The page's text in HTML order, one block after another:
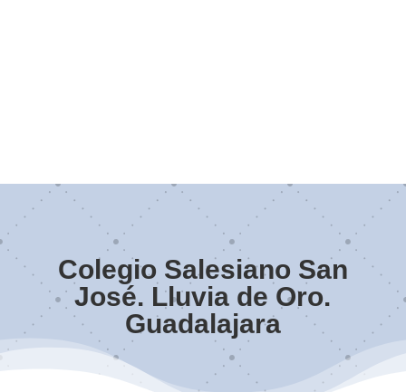
Colegio Salesiano San
José. Lluvia de Oro.
Guadalajara